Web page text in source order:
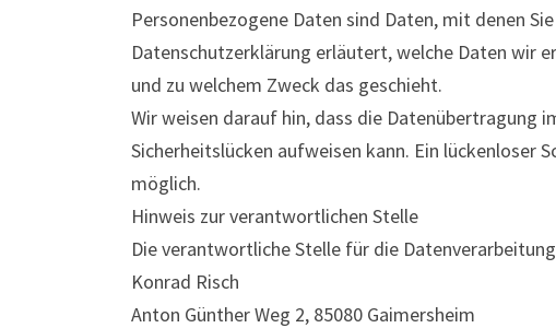
Personenbezogene Daten sind Daten, mit denen
Datenschutzerklärung erläutert, welche Daten wir
und zu welchem Zweck das geschieht.
Wir weisen darauf hin, dass die Datenübertragung
Sicherheitslücken aufweisen kann. Ein lückenloser
möglich.
Hinweis zur verantwortlichen Stelle
Die verantwortliche Stelle für die
Konrad Risch
Anton Günther Weg 2, 85080 Gaimersheim